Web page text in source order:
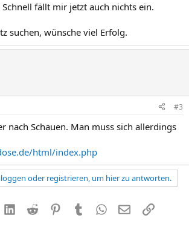
fällt mir jetzt auch nichts ein.
suchen, wünsche viel Erfolg.
#3
nach Schauen. Man muss sich allerdings
html/index.php
oder registrieren, um hier zu antworten.
LinkedIn
Reddit PinterestTumblr WhatsApp
E-MailLink